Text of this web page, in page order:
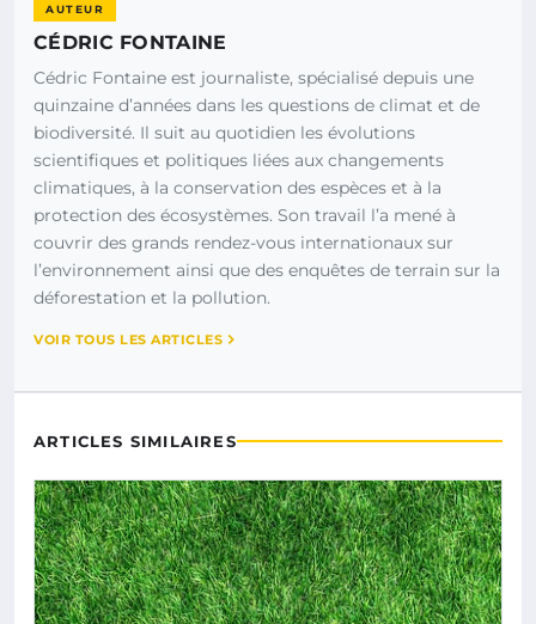
AUTEUR
CÉDRIC FONTAINE
Cédric Fontaine est journaliste, spécialisé depuis une
quinzaine d’années dans les questions de climat et de
biodiversité. Il suit au quotidien les évolutions
scientifiques et politiques liées aux changements
climatiques, à la conservation des espèces et à la
protection des écosystèmes. Son travail l’a mené à
couvrir des grands rendez-vous internationaux sur
l’environnement ainsi que des enquêtes de terrain sur la
déforestation et la pollution.
VOIR TOUS LES ARTICLES
ARTICLES SIMILAIRES